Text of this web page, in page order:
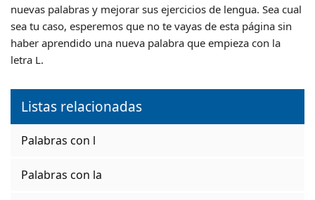
nuevas palabras y mejorar sus ejercicios de lengua. Sea cual
sea tu caso, esperemos que no te vayas de esta página sin
haber aprendido una nueva palabra que empieza con la
letra L.
Listas relacionadas
Palabras con l
Palabras con la